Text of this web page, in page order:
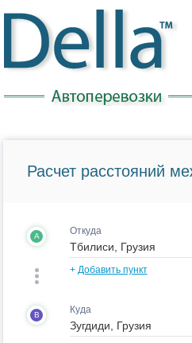
Расчет расстояний
A Откуда
+ Добавить пункт
B Куда